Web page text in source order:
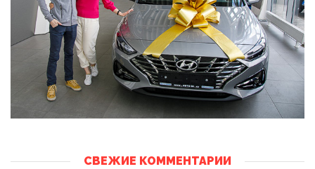
СВЕЖИЕ КОММЕНТАРИИ